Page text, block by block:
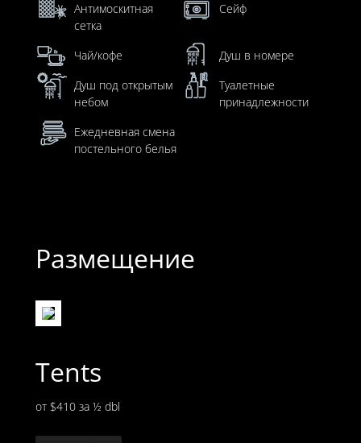
Антимоскитная
сетка
Сейф
Чай/кофе
Душ в номере
Душ под открытым
небом
Туалетные
принадлежности
Ежедневная смена
постельного белья
Размещение
Tents
от $410 за ½ dbl